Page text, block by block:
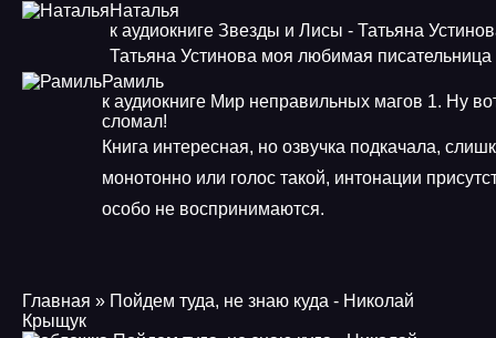
Наталья
к аудиокниге Звезды и Лисы - Татьяна
Татьяна Устинова моя любимая писательница
Рамиль
к аудиокниге Мир неправильных магов 1. Ну
сломал!
Книга интересная, но озвучка подкачала,
монотонно или голос такой, интонации
особо не воспринимаются.
Главная » Пойдем туда, не знаю куда - Николай
Крыщук